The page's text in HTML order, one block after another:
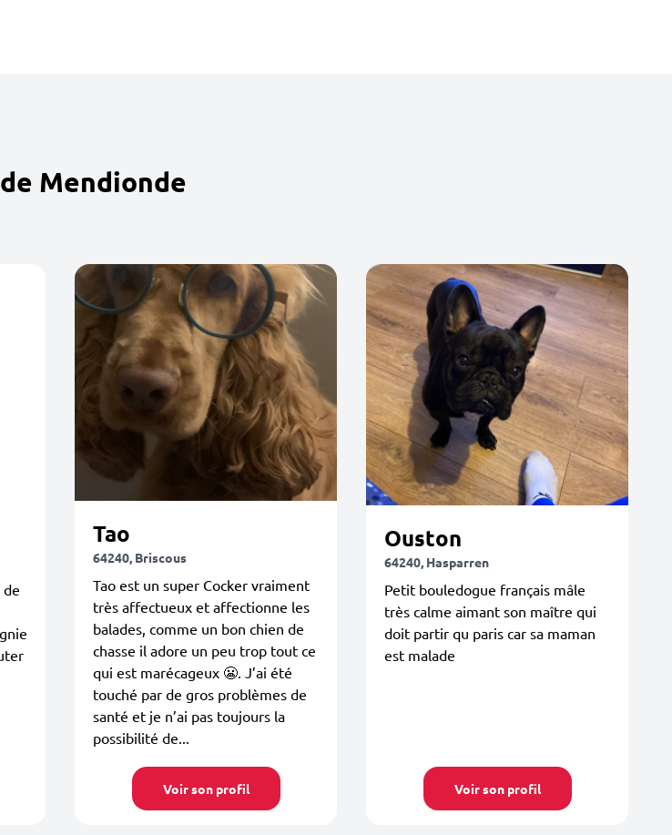
Mendionde
de
Tao
64240, Briscous
Tao est un super Cocker vraiment
très affectueux et affectionne les
balades, comme un bon chien de
chasse il adore un peu trop tout ce
qui est marécageux 😬. J’ai été
touché par de gros problèmes de
santé et je n’ai pas toujours la
possibilité de...
Voir son profil
Ouston
64240, Hasparren
Petit bouledogue français mâle
très calme aimant son maître qui
doit partir qu paris car sa maman
est malade
Voir son profil